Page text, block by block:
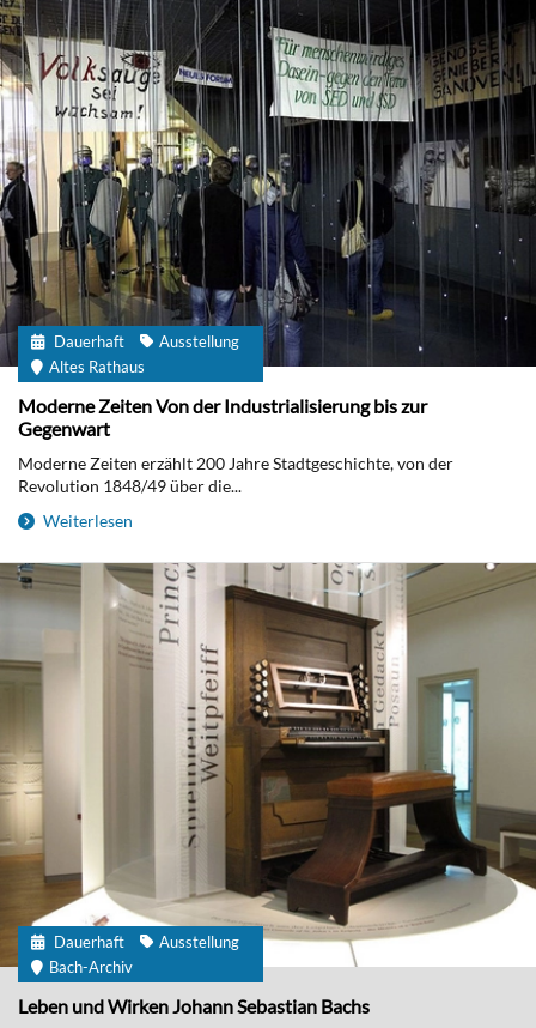
Dauerhaft
Ausstellung
Altes Rathaus
Moderne Zeiten Von der Industrialisierung bis zur
Gegenwart
Moderne Zeiten erzählt 200 Jahre Stadtgeschichte, von der
Revolution 1848/49 über die...
Weiterlesen
Dauerhaft
Ausstellung
Bach-Archiv
Leben und Wirken Johann Sebastian Bachs